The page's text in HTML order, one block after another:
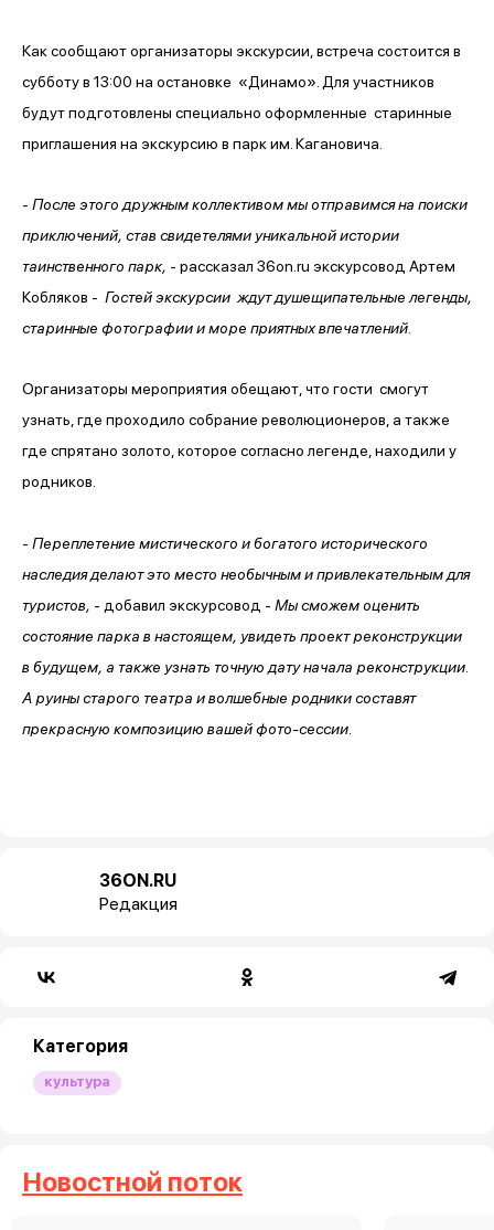
Как сообщают организаторы экскурсии, встреча состоится в
субботу в 13:00 на остановке «Динамо». Для участников
будут подготовлены специально оформленные старинные
приглашения на экскурсию в парк им. Кагановича.
- После этого дружным коллективом мы отправимся на поиски
приключений, став свидетелями уникальной истории
таинственного парк, - рассказал 36on.ru экскурсовод Артем
Кобляков - Гостей экскурсии ждут душещипательные легенды,
старинные фотографии и море приятных впечатлений.
Организаторы мероприятия обещают, что гости смогут
узнать, где проходило собрание революционеров, а также
где спрятано золото, которое согласно легенде, находили у
родников.
- Переплетение мистического и богатого исторического
наследия делают это место необычным и привлекательным для
туристов, - добавил экскурсовод - Мы сможем оценить
состояние парка в настоящем, увидеть проект реконструкции
в будущем, а также узнать точную дату начала реконструкции.
А руины старого театра и волшебные родники составят
прекрасную композицию вашей фото-сессии.
36ON.RU
Редакция
Категория
культура
Новостной поток